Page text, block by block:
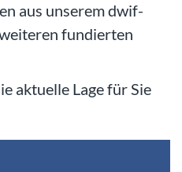
aus unserem dwif-
fundierten
aktuelle Lage für Sie